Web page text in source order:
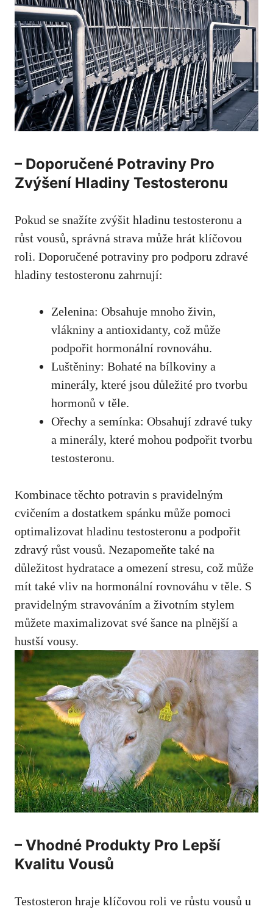
– Doporučené Potraviny Pro
Zvýšení Hladiny Testosteronu
Pokud se snažíte zvýšit hladinu testosteronu a
růst vousů, správná‍ strava může ‍hrát klíčovou
roli. Doporučené potraviny pro podporu zdravé
hladiny testosteronu zahrnují:
Zelenina: Obsahuje mnoho živin,
vlákniny a antioxidanty, což⁢ může
podpořit hormonální rovnováhu.
Luštěniny: Bohaté na bílkoviny a
minerály, které jsou důležité pro tvorbu
hormonů v těle.
Ořechy a semínka: Obsahují zdravé ⁢tuky
a minerály, které mohou podpořit tvorbu
testosteronu.
Kombinace těchto potravin s pravidelným
cvičením a dostatkem ⁤spánku může pomoci
optimalizovat hladinu testosteronu⁢ a podpořit
zdravý růst vousů. Nezapomeňte také na
důležitost hydratace a omezení stresu, což​ může
⁢mít také‍ vliv na hormonální rovnováhu v těle. S
pravidelným stravováním a životním stylem⁤
můžete‍ maximalizovat své šance na plnější a
hustší vousy.
– ⁢Vhodné Produkty Pro Lepší
Kvalitu Vousů
Testosteron hraje klíčovou roli ve růstu vousů u